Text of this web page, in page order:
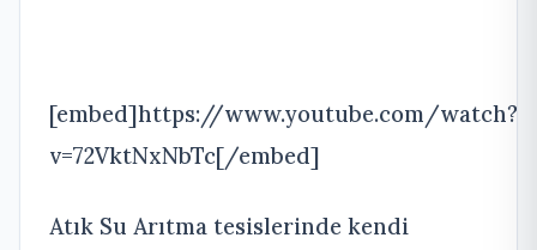
[embed]https://www.youtube.com/watch?
v=72VktNxNbTc[/embed]
Atık Su Arıtma tesislerinde kendi